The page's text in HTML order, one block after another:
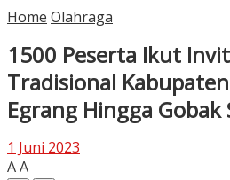
Home Olahraga
1500 Peserta Ikut
Tradisional
Egrang Hingga Gobak
1 Juni 2023
AA